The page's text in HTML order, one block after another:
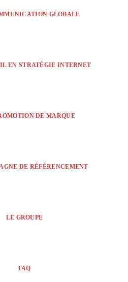
GLOBALE
EN STRATÉGIE INTERNET
DE MARQUE
DE RÉFÉRENCEMENT
LE GROUPE
FAQ